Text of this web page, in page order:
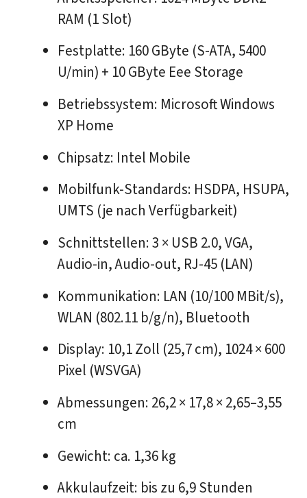
RAM (1 Slot)
Festplatte: 160 GByte (S-ATA, 5400
U/min) + 10 GByte Eee Storage
Betriebssystem: Microsoft Windows
XP Home
Chipsatz: Intel Mobile
Mobilfunk-Standards: HSDPA, HSUPA,
UMTS (je nach Verfügbarkeit)
Schnittstellen: 3 × USB 2.0, VGA,
Audio-in, Audio-out, RJ-45 (LAN)
Kommunikation: LAN (10/100 MBit/s),
WLAN (802.11 b/g/n), Bluetooth
Display: 10,1 Zoll (25,7 cm), 1024 × 600
Pixel (WSVGA)
Abmessungen: 26,2 × 17,8 × 2,65–3,55
cm
Gewicht: ca. 1,36 kg
Akkulaufzeit: bis zu 6,9 Stunden